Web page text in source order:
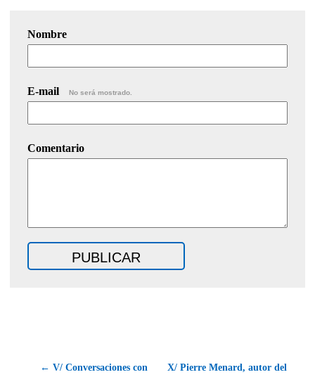
Nombre
E-mail No será mostrado.
Comentario
← V/ Conversaciones con X/ Pierre Menard, autor del